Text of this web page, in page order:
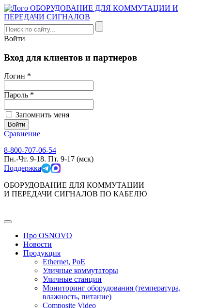
Войти
Вход для клиентов и партнеров
Логин *
Пароль *
Запомнить меня
Сравнение
8-800-707-06-54
Пн.-Чт. 9-18. Пт. 9-17 (мск)
Поддержка
ОБОРУДОВАНИЕ ДЛЯ КОММУТАЦИИ
И ПЕРЕДАЧИ СИГНАЛОВ ПО КАБЕЛЮ
Про OSNOVO
Новости
Продукция
Ethernet, PoE
Уличные коммутаторы
Уличные станции
Мониторинг оборудования (температура,
влажность, питание)
Composite Video